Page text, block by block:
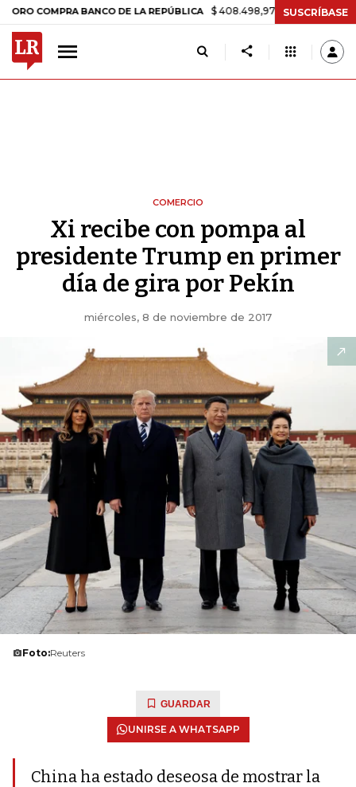
BANCO DE LA REPÚBLICA $ 408.498,97 +$ 8.753,81 +2,19%
SUSCRÍBASE
COMERCIO
Xi recibe con pompa al
presidente Trump en primer
día de gira por Pekín
miércoles, 8 de noviembre de 2017
Foto:Reuters
GUARDAR
UNIRSE A WHATSAPP
China ha estado deseosa de mostrar la